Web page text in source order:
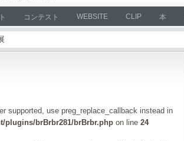
コンテスト WEBSITE CLIP 本
supported, use preg_replace_callback instead in
plugins/brBrbr281/brBrbr.php on line 24